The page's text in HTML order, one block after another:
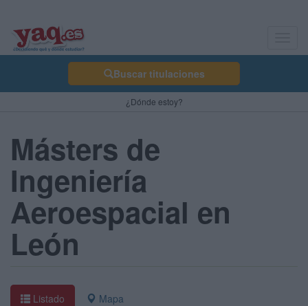
Buscar titulaciones
¿Dónde estoy?
Másters de
Ingeniería
Aeroespacial en
León
Listado Mapa